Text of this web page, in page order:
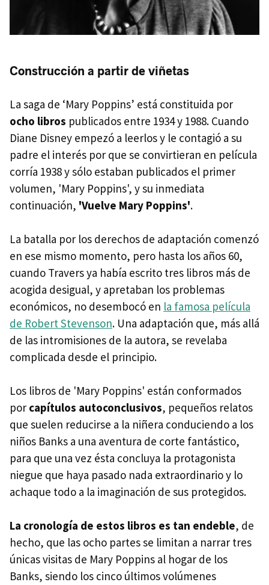
Construcción a partir de viñetas
La saga de ‘Mary Poppins’ está constituida por
ocho libros publicados entre 1934 y 1988. Cuando
Diane Disney empezó a leerlos y le contagió a su
padre el interés por que se convirtieran en película
corría 1938 y sólo estaban publicados el primer
volumen, 'Mary Poppins', y su inmediata
continuación, 'Vuelve Mary Poppins'.
La batalla por los derechos de adaptación comenzó
en ese mismo momento, pero hasta los años 60,
cuando Travers ya había escrito tres libros más de
acogida desigual, y apretaban los problemas
económicos, no desembocó en la famosa película
de Robert Stevenson. Una adaptación que, más allá
de las intromisiones de la autora, se revelaba
complicada desde el principio.
Los libros de 'Mary Poppins' están conformados
por capítulos autoconclusivos, pequeños relatos
que suelen reducirse a la niñera conduciendo a los
niños Banks a una aventura de corte fantástico,
para que una vez ésta concluya la protagonista
niegue que haya pasado nada extraordinario y lo
achaque todo a la imaginación de sus protegidos.
La cronología de estos libros es tan endeble, de
hecho, que las ocho partes se limitan a narrar tres
únicas visitas de Mary Poppins al hogar de los
Banks, siendo los cinco últimos volúmenes